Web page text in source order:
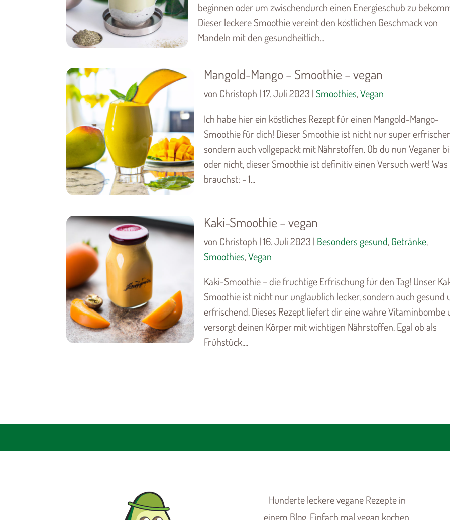
beginnen oder um zwischendurch einen Energieschub zu
Dieser leckere Smoothie vereint den köstlichen Geschmack von
Mandeln mit den gesundheitlich...
Mangold-Mango – Smoothie – vegan
von Christoph | 17. Juli 2023 |Smoothies,Vegan
Ich habe hier ein köstliches Rezept für einen Mangold-Mango-
Smoothie für dich! Dieser Smoothie ist nicht nur super
sondern auch vollgepackt mit Nährstoffen. Ob du nun Veganer
oder nicht, dieser Smoothie ist definitiv einen Versuch wert!
brauchst: - 1...
Kaki-Smoothie – vegan
von Christoph | 16. Juli 2023 | Besonders gesund,Getränke,
Smoothies,Vegan
Kaki-Smoothie – die fruchtige Erfrischung für den Tag! Unser
Smoothie ist nicht nur unglaublich lecker, sondern auch gesund
erfrischend. Dieses Rezept liefert dir eine wahre Vitaminbombe
versorgt deinen Körper mit wichtigen Nährstoffen. Egal ob als
Frühstück,...
Hunderte leckere vegane Rezepte in
einem Blog. Einfach mal vegan kochen.